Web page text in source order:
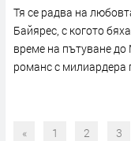
Тя се радва на
Байярес, с когото
време на пътуване
романс с милиардера
« 1 2 3